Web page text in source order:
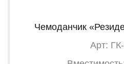
Чемоданчик
Арт: